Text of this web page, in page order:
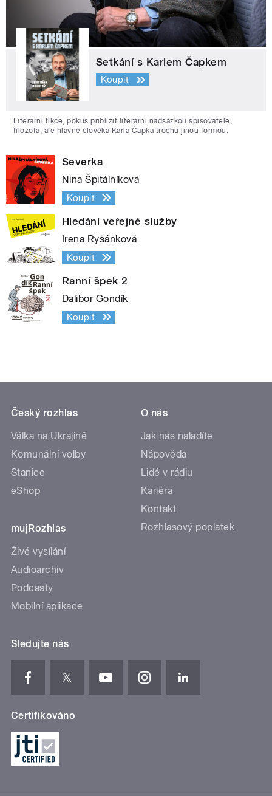
Setkání s Karlem Čapkem
Koupit
Literární fikce, pokus přiblížit literární nadsázkou spisovatele,
filozofa, ale hlavně člověka Karla Čapka trochu jinou formou.
Severka
Nina Špitálníková
Koupit
Hledání veřejné služby
Irena Ryšánková
Koupit
Ranní špek 2
Dalibor Gondík
Koupit
Český rozhlas
Válka na Ukrajině
Komunální volby
Stanice
eShop
mujRozhlas
Živé vysílání
Audioarchiv
Podcasty
Mobilní aplikace
O nás
Jak nás naladíte
Nápověda
Lidé v rádiu
Kariéra
Kontakt
Rozhlasový poplatek
Sledujte nás
Certifikováno